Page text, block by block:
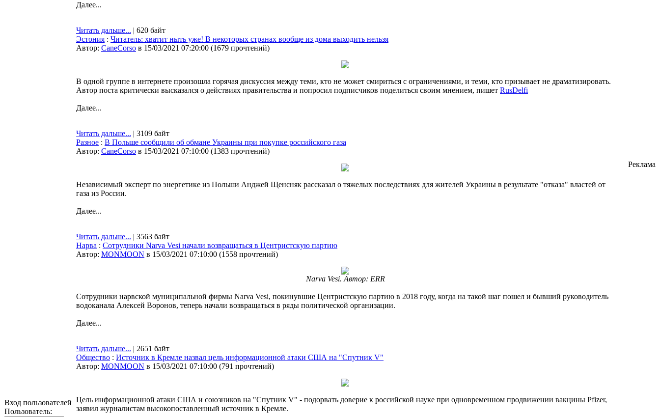
Вход пользователей
Пользователь:
Далее...
Читать дальше... | 620 байт
Эстония : Читатель: хватит ныть уже! В некоторых странах вообще из дома выходить нельзя
Автор: CaneCorso в 15/03/2021 07:20:00 (1679 прочтений)
В одной группе в интернете произошла горячая дискуссия между теми, кто не может смириться с ограничениями, и теми, кто призывает не драматизировать.
Автор поста критически высказался о действиях правительства и попросил подписчиков поделиться своим мнением, пишет RusDelfi
Далее...
Читать дальше... | 3109 байт
Разное : В Польше сообщили об обмане Украины при покупке российского газа
Автор: CaneCorso в 15/03/2021 07:10:00 (1383 прочтений)
Независимый эксперт по энергетике из Польши Анджей Щенсняк рассказал о тяжелых последствиях для жителей Украины в результате "отказа" властей от
газа из России.
Далее...
Читать дальше... | 3563 байт
Нарва : Сотрудники Narva Vesi начали возвращаться в Центристскую партию
Автор: MONMOON в 15/03/2021 07:10:00 (1558 прочтений)
Narva Vesi. Автор: ERR
Сотрудники нарвской муниципальной фирмы Narva Vesi, покинувшие Центристскую партию в 2018 году, когда на такой шаг пошел и бывший руководитель
водоканала Алексей Воронов, теперь начали возвращаться в ряды политической организации.
Далее...
Читать дальше... | 2651 байт
Общество : Источник в Кремле назвал цель информационной атаки США на "Спутник V"
Автор: MONMOON в 15/03/2021 07:10:00 (791 прочтений)
Цель информационной атаки США и союзников на "Спутник V" - подорвать доверие к российской науке при одновременном продвижении вакцины Pfizer,
заявил журналистам высокопоставленный источник в Кремле.
Реклама